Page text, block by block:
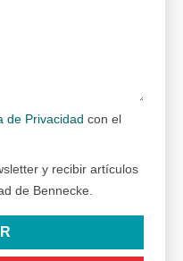
de Privacidad con el
y recibir artículos
de Bennecke.